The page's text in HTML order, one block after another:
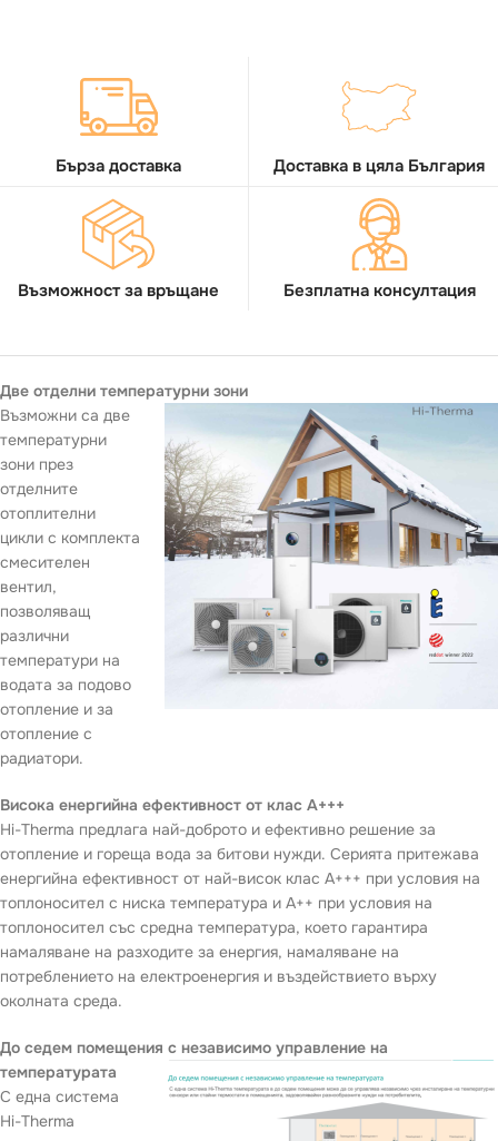
Бърза доставка Доставка в цяла България
Възможност за връщане Безплатна консултация
Две отделни температурни зони
Възможни са две
температурни
зони през
отделните
отоплителни
цикли с комплекта
смесителен
вентил,
позволяващ
различни
температури на
водата за подово
отопление и за
отопление с
радиатори.
Висока енергийна ефективност от клас A+++
Hi-Therma предлага най-доброто и ефективно решение за
отопление и гореща вода за битови нужди. Серията притежава
енергийна ефективност от най-висок клас A+++ при условия на
топлоносител с ниска температура и A++ при условия на
топлоносител със средна температура, което гарантира
намаляване на разходите за енергия, намаляване на
потреблението на електроенергия и въздействието върху
околната среда.
До седем помещения с независимо управление на
температурата
С една система
Hi-Therma